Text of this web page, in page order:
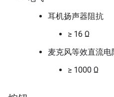
耳机扬声器阻抗
≥ 16 Ω
麦克风等效直流电
≥ 1000 Ω